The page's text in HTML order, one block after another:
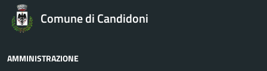
Comune di Candidoni
AMMINISTRAZIONE